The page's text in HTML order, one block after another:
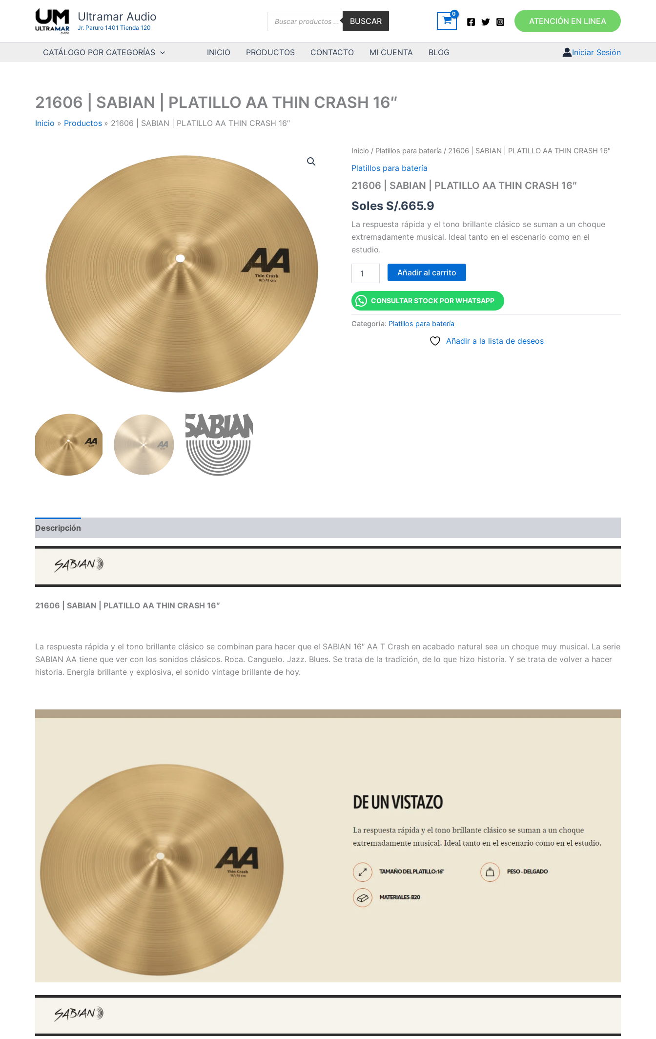
contenido
Ultramar Audio
Jr. Paruro 1401 Tienda 120
Búsqueda
BUSCAR ATENCIÓN EN LINEA
CATÁLOGO POR CATEGORÍAS INICIO PRODUCTOS CONTACTO MI CUENTA BLOG Iniciar Sesión
21606 | SABIAN | PLATILLO AA THIN CRASH 16″
Inicio Productos 21606 | SABIAN | PLATILLO AA THIN CRASH 16″
Inicio / Platillos para batería / 21606 | SABIAN | PLATILLO AA THIN CRASH 16″
Platillos para batería
21606 | SABIAN | PLATILLO AA THIN CRASH 16″
Soles S/.665.9
La respuesta rápida y el tono brillante clásico se suman a un choque
extremadamente musical. Ideal tanto en el escenario como en el
estudio.
21606
SABIAN
PLATILLO
THIN
16"
cantidad
Añadir al carrito
CONSULTAR STOCK POR WHATSAPP
Categoría: Platillos para batería
Añadir a la lista de deseos
Descripción
21606 | SABIAN | PLATILLO AA THIN CRASH 16″
La respuesta rápida y el tono brillante clásico se combinan para hacer que el SABIAN 16″ AA T Crash en acabado natural sea un choque muy musical. La serie
SABIAN AA tiene que ver con los sonidos clásicos. Roca. Canguelo. Jazz. Blues. Se trata de la tradición, de lo que hizo historia. Y se trata de volver a hacer
historia. Energía brillante y explosiva, el sonido vintage brillante de hoy.